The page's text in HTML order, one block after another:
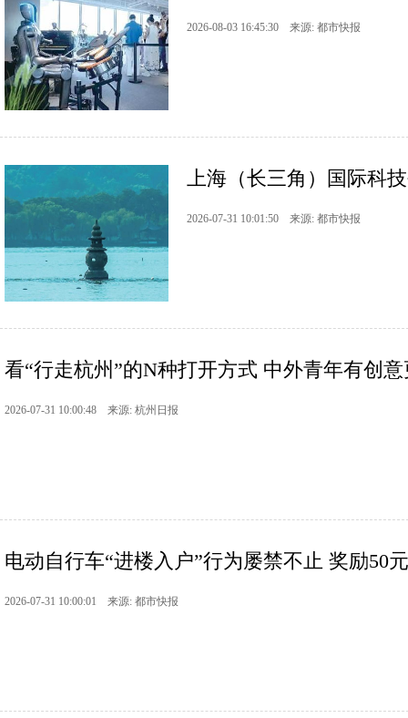
2026-08-03 16:45:30 来源: 都市快报
上海（长三角）国际科
2026-07-31 10:01:50 来源: 都市快报
看“行走杭州”的N种打开方式 中外青年有创
2026-07-31 10:00:48 来源: 杭州日报
电动自行车“进楼入户”行为屡禁不止 奖励50
2026-07-31 10:00:01 来源: 都市快报